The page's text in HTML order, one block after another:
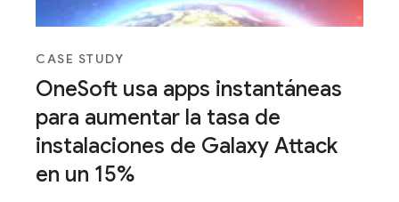
CASE STUDY
OneSoft usa apps instantáneas
para aumentar la tasa de
instalaciones de Galaxy Attack
en un 15%